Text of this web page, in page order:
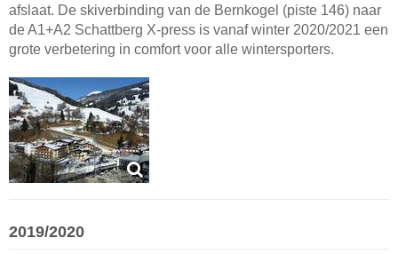
afslaat. De skiverbinding van de Bernkogel (piste 146) naar
de A1+A2 Schattberg X-press is vanaf winter 2020/2021 een
grote verbetering in comfort voor alle wintersporters.
2019/2020